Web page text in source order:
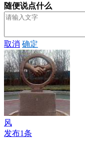
随便说点什么
取消 确定
风
发布1条